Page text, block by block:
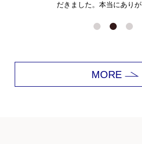
1つも後悔なく、いい家が
と思っています。
MORE